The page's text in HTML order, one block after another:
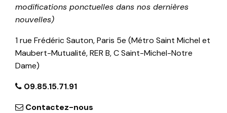
modifications ponctuelles dans nos dernières
nouvelles)
1 rue Frédéric Sauton, Paris 5e (Métro Saint Michel et
Maubert-Mutualité, RER B, C Saint-Michel-Notre
Dame)
09.85.15.71.91
Contactez-nous